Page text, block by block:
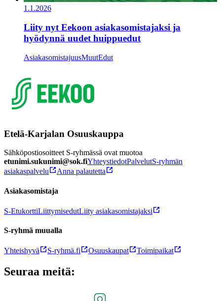
1.1.2026
Liity nyt Eekoon asiakasomistajaksi ja
hyödynnä uudet huippuedut
AsiakasomistajuusMuutEdut
Etelä-Karjalan Osuuskauppa
Sähköpostiosoitteet S-ryhmässä ovat muotoa
etunimi.sukunimi@sok.fiYhteystiedotPalvelutS-ryhmän
asiakaspalvelu
Anna palautetta
Asiakasomistaja
S-EtukorttiLiittymisedutLiity asiakasomistajaksi
S-ryhmä muualla
Yhteishyvä S-ryhmä.fi Osuuskaupat Toimipaikat
Seuraa meitä: